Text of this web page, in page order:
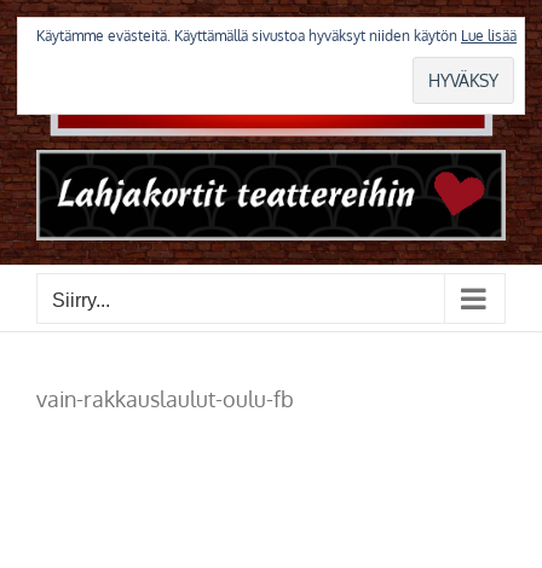
Skip
to
content
Siirry...
vain-rakkauslaulut-oulu-fb
Käytämme evästeitä. Käyttämällä sivustoa hyväksyt niiden käytön Lue lisää